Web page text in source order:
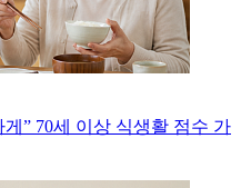
” 70세 이상 식생활 점수 가